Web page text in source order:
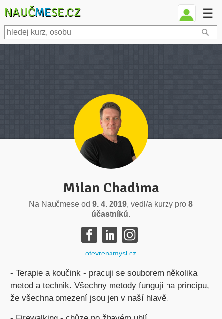
NAUČMESE.CZ ☰
Milan Chadima
Na Naučmese od9. 4. 2019, vedl/a kurzy pro8
účastníků.
otevrenamysl.cz
- Terapie a koučink - pracuji se souborem několika
metod a technik. Všechny metody fungují na principu,
že všechna omezení jsou jen v naší hlavě.